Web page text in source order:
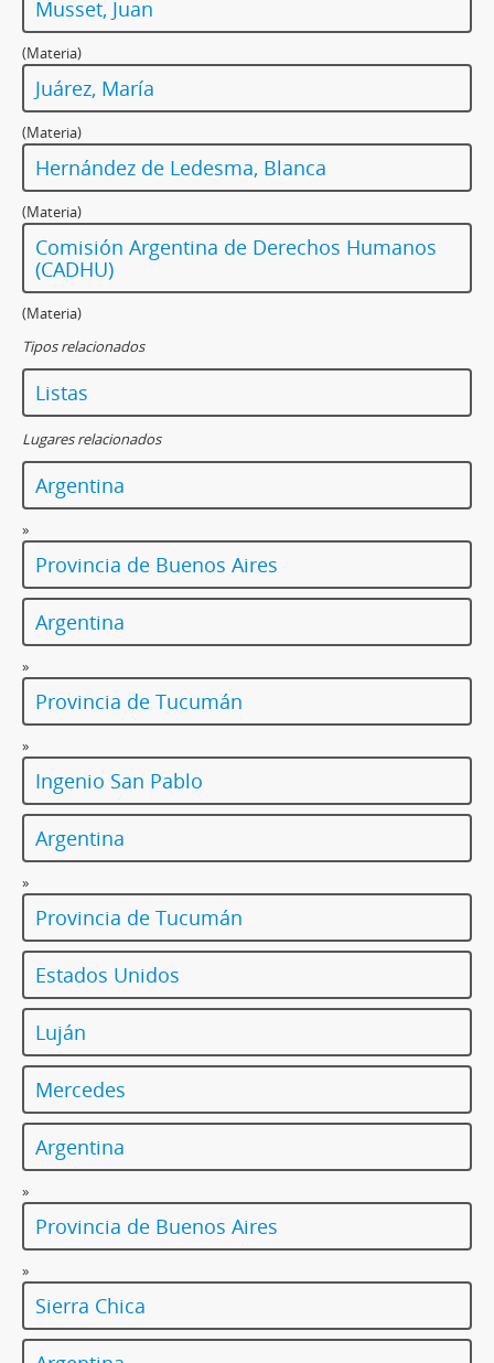
Musset, Juan
(Materia)
Juárez, María
(Materia)
Hernández de Ledesma, Blanca
(Materia)
Comisión Argentina de Derechos Humanos
(CADHU)
(Materia)
Tipos relacionados
Listas
Lugares relacionados
Argentina
»
Provincia de Buenos Aires
Argentina
»
Provincia de Tucumán
»
Ingenio San Pablo
Argentina
»
Provincia de Tucumán
Estados Unidos
Luján
Mercedes
Argentina
»
Provincia de Buenos Aires
»
Sierra Chica